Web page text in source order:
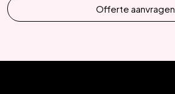
Offerte aanvragen